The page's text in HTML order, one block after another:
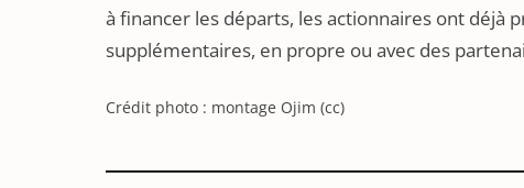
à financer les départs, les actionnaires ont déjà
supplémentaires, en propre ou avec des
Crédit photo : montage Ojim (cc)